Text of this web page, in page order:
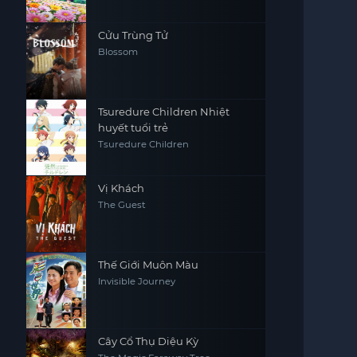
Cửu Trùng Tử
Blossom
Tsuredure Children Nhiệt
huyết tuổi trẻ
Tsuredure Children
Vị Khách
The Guest
Thế Giới Muôn Màu
Invisible Journey
Cây Cổ Thụ Diệu Kỳ